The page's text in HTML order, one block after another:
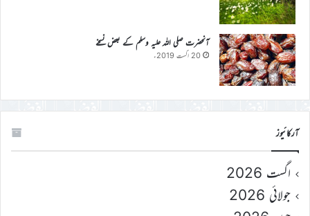
آنحضرت صلی اللہ علیہ وسلم کے بعض نسخے
20 اگست 2019ء
آرکائیوز
اگست 2026
جولائی 2026